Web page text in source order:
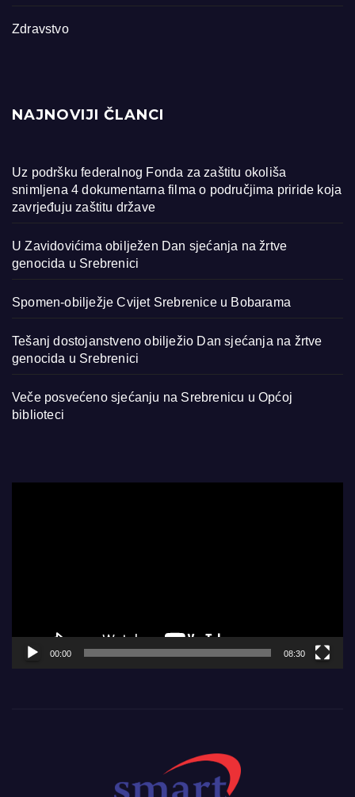
Zdravstvo
NAJNOVIJI ČLANCI
Uz podršku federalnog Fonda za zaštitu okoliša
snimljena 4 dokumentarna filma o područjima priride koja
zavrjeđuju zaštitu države
U Zavidovićima obilježen Dan sjećanja na žrtve
genocida u Srebrenici
Spomen-obilježje Cvijet Srebrenice u Bobarama
Tešanj dostojanstveno obilježio Dan sjećanja na žrtve
genocida u Srebrenici
Veče posvećeno sjećanju na Srebrenicu u Općoj
biblioteci
00:00 08:30